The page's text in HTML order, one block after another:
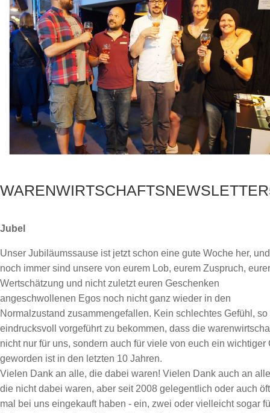
Jubel
Unser Jubiläumssause ist jetzt schon eine gute Woche her, und
noch immer sind unsere von eurem Lob, eurem Zuspruch, eurer
Wertschätzung und nicht zuletzt euren Geschenken
angeschwollenen Egos noch nicht ganz wieder in den
Normalzustand zusammengefallen. Kein schlechtes Gefühl, so
eindrucksvoll vorgeführt zu bekommen, dass die
nicht nur für uns, sondern auch für viele von euch ein wichtiger
geworden ist in den letzten 10 Jahren.
Vielen Dank an alle, die dabei waren! Vielen Dank auch an
die nicht dabei waren, aber seit 2008 gelegentlich oder auch
mal bei uns eingekauft haben - ein, zwei oder vielleicht sogar